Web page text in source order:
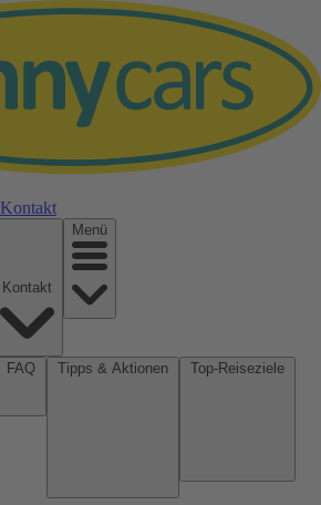
Kontakt
Menü